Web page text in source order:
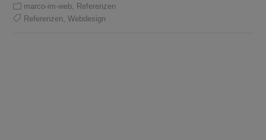
marco-im-web Referenzen
Referenzen ,Webdesign